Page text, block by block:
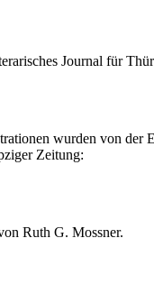
Journal für
wurden von der
Zeitung:
Ruth G. Mossner.